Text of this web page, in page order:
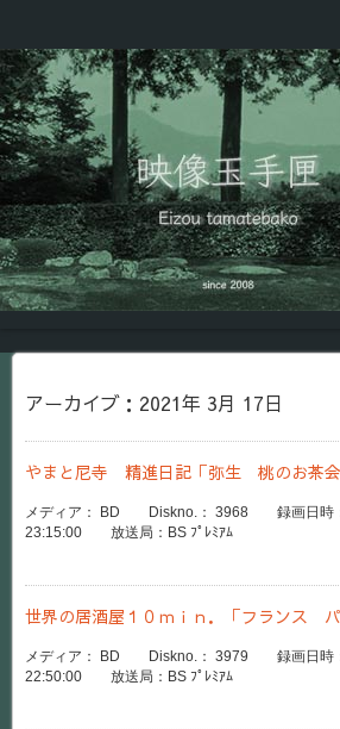
アーカイブ：2021年 3月 17日
やまと尼寺 精進日記「弥生 桃のお茶
メディア： BD Diskno.： 3968 録画日時
23:15:00 放送局：BS ﾌﾟﾚﾐｱﾑ
世界の居酒屋１０ｍｉｎ．「フランス パ
メディア： BD Diskno.： 3979 録画日時
22:50:00 放送局：BS ﾌﾟﾚﾐｱﾑ